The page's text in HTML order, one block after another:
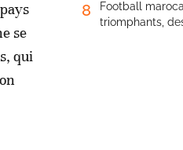
se
qui
8
Football
triomphants,